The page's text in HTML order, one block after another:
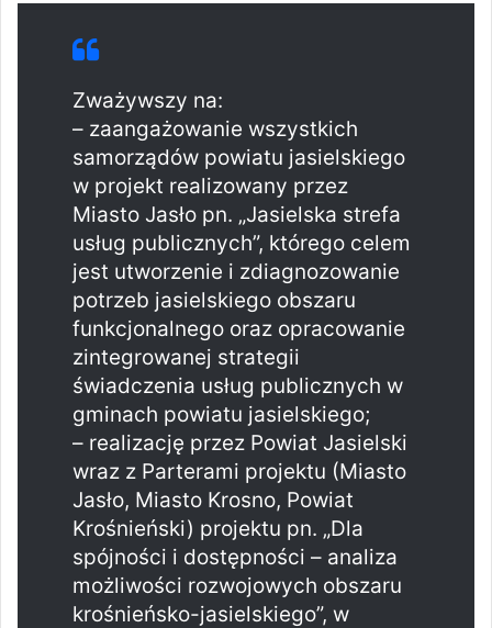
Zważywszy na:
– zaangażowanie wszystkich
samorządów powiatu jasielskiego
w projekt realizowany przez
Miasto Jasło pn. „Jasielska strefa
usług publicznych”, którego celem
jest utworzenie i zdiagnozowanie
potrzeb jasielskiego obszaru
funkcjonalnego oraz opracowanie
zintegrowanej strategii
świadczenia usług publicznych w
gminach powiatu jasielskiego;
– realizację przez Powiat Jasielski
wraz z Parterami projektu (Miasto
Jasło, Miasto Krosno, Powiat
Krośnieński) projektu pn. „Dla
spójności i dostępności – analiza
możliwości rozwojowych obszaru
krośnieńsko-jasielskiego”, w